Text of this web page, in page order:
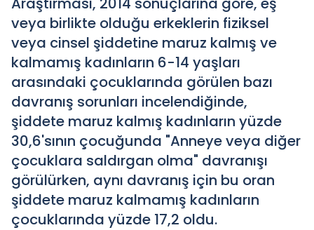
veya birlikte olduğu erkeklerin fiziksel
veya cinsel şiddetine maruz kalmış ve
kalmamış kadınların 6-14 yaşları
arasındaki çocuklarında görülen bazı
davranış sorunları incelendiğinde,
şiddete maruz kalmış kadınların yüzde
30,6'sının çocuğunda "Anneye veya diğer
çocuklara saldırgan olma" davranışı
görülürken, aynı davranış için bu oran
şiddete maruz kalmamış kadınların
çocuklarında yüzde 17,2 oldu.